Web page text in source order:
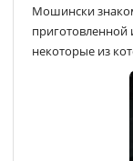
Мошински
приготовленной
некоторые из